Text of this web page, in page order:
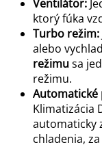
Ventilátor:
ktorý fúka
Turbo režim:
alebo
režimusa
režimu.
Automatické
Klimatizácia
automaticky
chladenia,